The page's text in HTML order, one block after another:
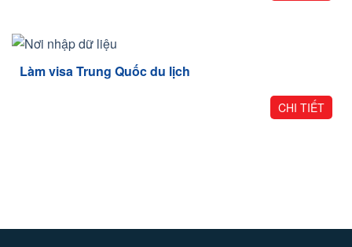
Làm visa Trung Quốc du lịch
CHI TIẾT